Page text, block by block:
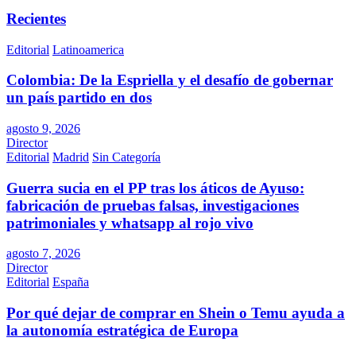
Recientes
Editorial Latinoamerica
Colombia: De la Espriella y el desafío de gobernar
un país partido en dos
agosto 9, 2026
Director
Editorial Madrid Sin Categoría
Guerra sucia en el PP tras los áticos de Ayuso:
fabricación de pruebas falsas, investigaciones
patrimoniales y whatsapp al rojo vivo
agosto 7, 2026
Director
Editorial España
Por qué dejar de comprar en Shein o Temu ayuda a
la autonomía estratégica de Europa